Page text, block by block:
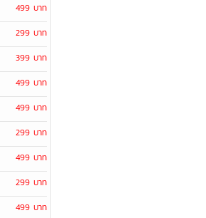
499 บาท
299 บาท
399 บาท
499 บาท
499 บาท
299 บาท
499 บาท
299 บาท
499 บาท